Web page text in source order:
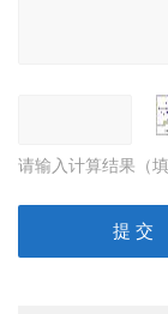
请输入计算结果（